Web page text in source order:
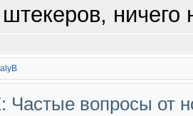
штекеров, ничего
Частые вопросы от